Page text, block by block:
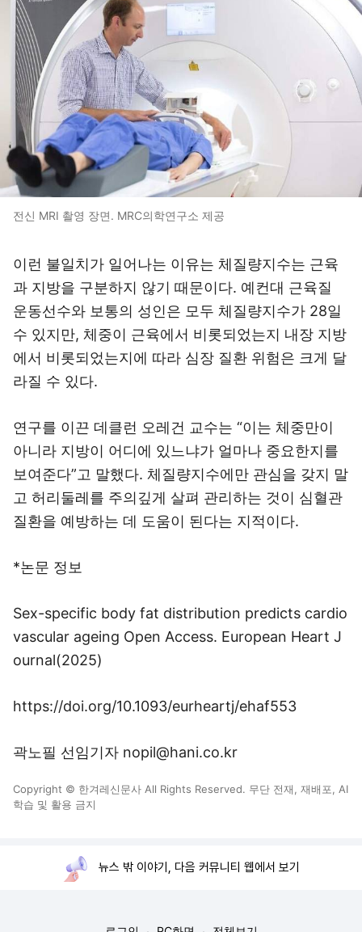
전신 MRI 촬영 장면. MRC의학연구소 제공
이런 불일치가 일어나는 이유는 체질량지수는 근육
과 지방을 구분하지 않기 때문이다. 예컨대 근육질
운동선수와 보통의 성인은 모두 체질량지수가 28일
수 있지만, 체중이 근육에서 비롯되었는지 내장 지방
에서 비롯되었는지에 따라 심장 질환 위험은 크게 달
라질 수 있다.
연구를 이끈 데클런 오레건 교수는 “이는 체중만이
아니라 지방이 어디에 있느냐가 얼마나 중요한지를
보여준다”고 말했다. 체질량지수에만 관심을 갖지 말
고 허리둘레를 주의깊게 살펴 관리하는 것이 심혈관
질환을 예방하는 데 도움이 된다는 지적이다.
*논문 정보
Sex-specific body fat distribution predicts cardio
vascular ageing Open Access. European Heart J
ournal(2025)
https://doi.org/10.1093/eurheartj/ehaf553
곽노필 선임기자 nopil@hani.co.kr
Copyright © 한겨레신문사 All Rights Reserved. 무단 전재, 재배포, AI
학습 및 활용 금지
뉴스 밖 이야기, 다음 커뮤니티 웹에서 보기